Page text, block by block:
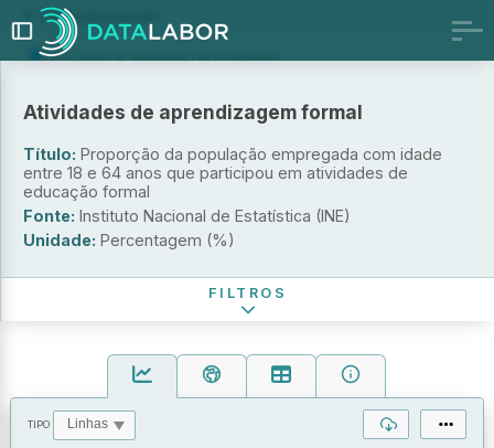
TIPO
Atividades de aprendizagem formal
Título: Proporção da população empregada com idade
entre 18 e 64 anos que participou em atividades de
educação formal
Fonte: Instituto Nacional de Estatística (INE)
Unidade: Percentagem (%)
Desagregação
Por sexo e situação na profissão
Por sexo e tipo de contrato de trabalho
Sexo
Situação na profissão
FILTROS